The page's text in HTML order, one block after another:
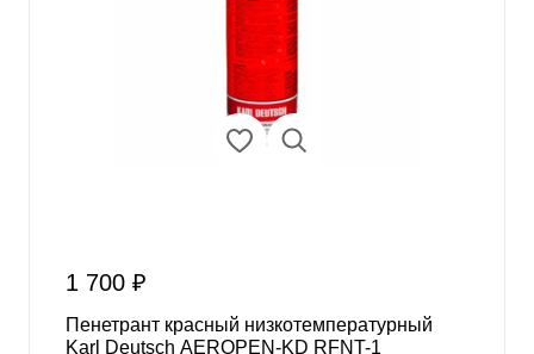
1 700 ₽
Пенетрант красный низкотемпературный
Karl Deutsch AEROPEN-KD RFNT-1